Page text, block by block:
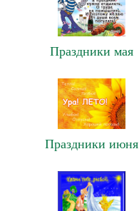
Праздники мая
Праздники июня